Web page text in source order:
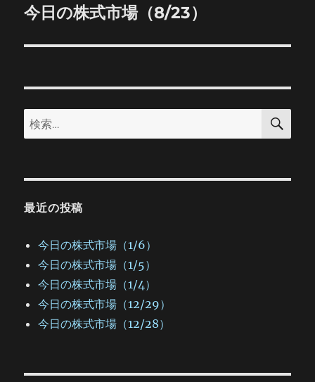
ゲ
ー
ン
次
投
今日の株式市場（8/23）
検
索:
検
最近の投稿
今日の株式市場（1/6）
今日の株式市場（1/5）
今日の株式市場（1/4）
今日の株式市場（12/29）
今日の株式市場（12/28）